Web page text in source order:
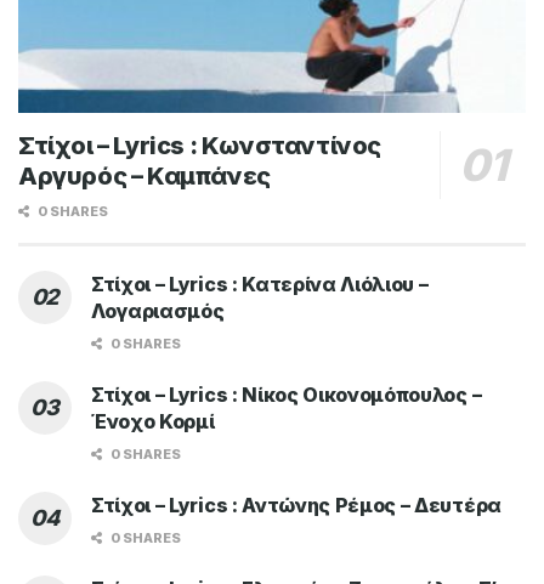
Στίχοι – Lyrics : Κωνσταντίνος
Αργυρός – Καμπάνες
0 SHARES
Στίχοι – Lyrics : Κατερίνα Λιόλιου –
Λογαριασμός
0 SHARES
Στίχοι – Lyrics : Νίκος Οικονομόπουλος –
Ένοχο Κορμί
0 SHARES
Στίχοι – Lyrics : Αντώνης Ρέμος – Δευτέρα
0 SHARES